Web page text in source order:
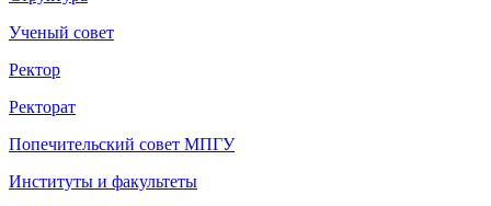
Ученый совет
Ректор
Ректорат
Попечительский совет МПГУ
Институты и факультеты